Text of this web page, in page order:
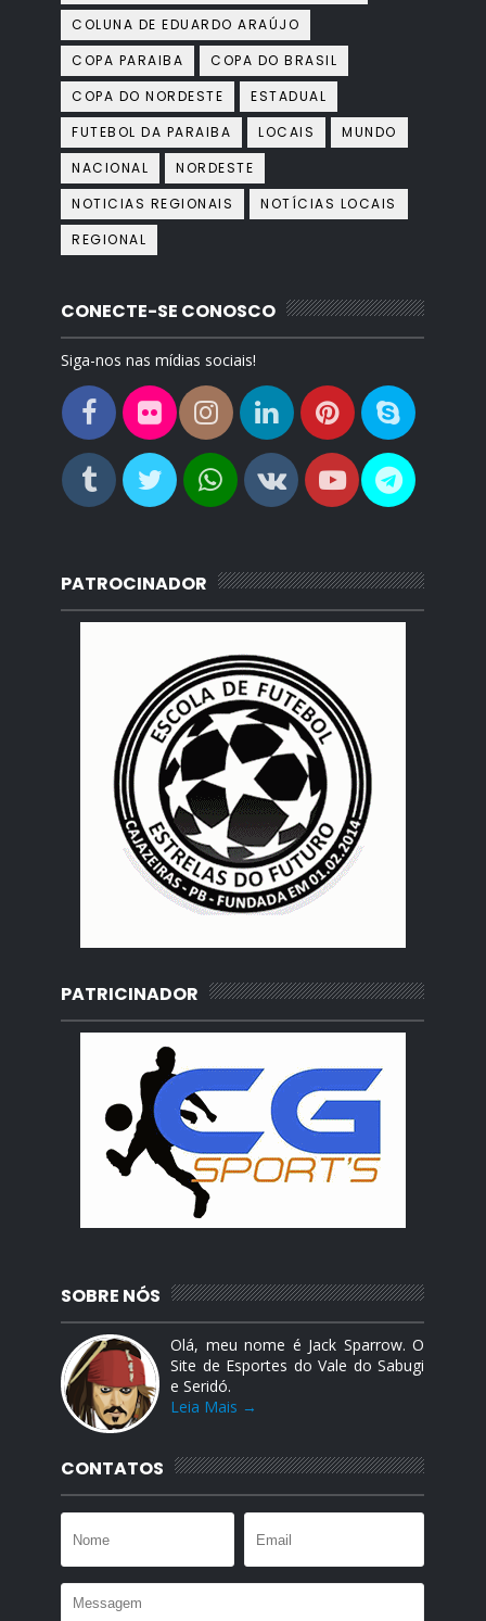
COLUNA DE EDUARDO ARAÚJO
COPA PARAIBA
COPA DO BRASIL
COPA DO NORDESTE
ESTADUAL
FUTEBOL DA PARAIBA
LOCAIS
MUNDO
NACIONAL
NORDESTE
NOTICIAS REGIONAIS
NOTÍCIAS LOCAIS
REGIONAL
CONECTE-SE CONOSCO
Siga-nos nas mídias sociais!
PATROCINADOR
PATRICINADOR
SOBRE NÓS
Olá, meu nome é Jack Sparrow. O
Site de Esportes do Vale do Sabugi
e Seridó.
Leia Mais →
CONTATOS